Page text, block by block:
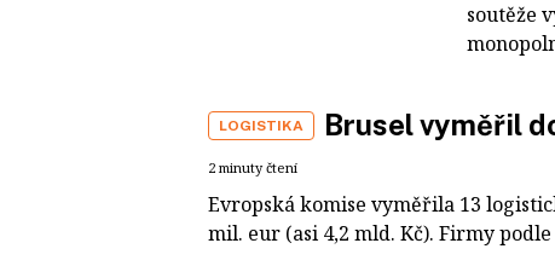
soutěže
LOGISTIKA Brusel vyměřil
2 minuty čtení
Evropská komise vyměřila 13
mil. eur (asi 4,2 mld. Kč). Firmy